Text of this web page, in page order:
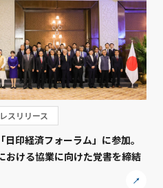
スリリース
印経済フォーラム」に参加。
おける協業に向けた覚書を締結